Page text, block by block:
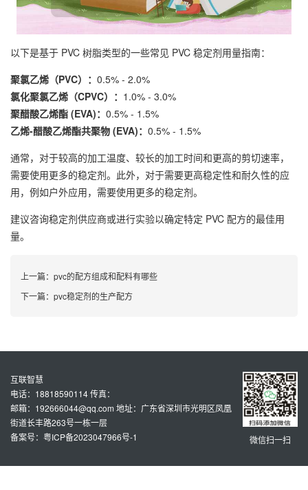
以下是基于 PVC 树脂类型的一些常见 PVC 稳定剂用量指南：
聚氯乙烯（PVC）： 0.5% - 2.0%
氯化聚氯乙烯（CPVC）： 1.0% - 3.0%
聚醋酸乙烯酯 (EVA)： 0.5% - 1.5%
乙烯-醋酸乙烯酯共聚物 (EVA)： 0.5% - 1.5%
通常，对于较高的加工温度、较长的加工时间和更高的剪切速率，
需要使用更多的稳定剂。此外，对于需要更高稳定性和耐久性的应
用，例如户外应用，需要使用更多的稳定剂。
建议咨询稳定剂供应商或进行实验以确定特定 PVC 配方的最佳用
量。
上一篇： pvc的配方组成和配料有哪些
下一篇： pvc稳定剂的生产配方
微信扫一扫
互联智慧
电话：18818590114 传真：
邮箱：192666044@qq.com 地址：广东省深圳市光明区凤凰
街道长丰路263号一栋一层
备案号：粤ICP备2023047966号-1